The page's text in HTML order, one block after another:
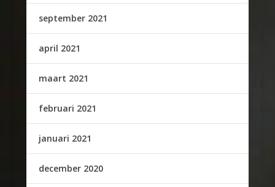
september 2021
april 2021
maart 2021
februari 2021
januari 2021
december 2020